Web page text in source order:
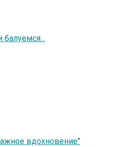
вдохновение"